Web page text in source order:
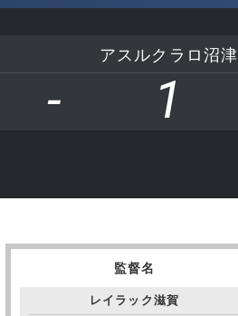
アスルクラロ沼津
- 1
監督名
レイラック滋賀